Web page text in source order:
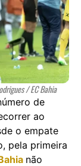
/ EC Bahia
de
ao
o empate
pela primeira
não